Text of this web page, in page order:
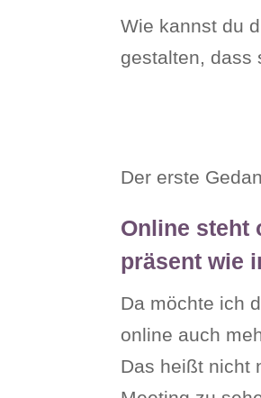
Wie kannst du
gestalten, dass
Der erste
Online steht
präsent wie
Da möchte ich
online auch
Das heißt nicht